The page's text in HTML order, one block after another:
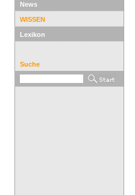
News
WISSEN
Lexikon
Suche